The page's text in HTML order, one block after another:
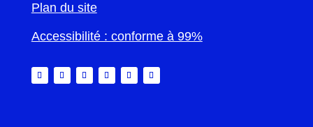
Plan du site
Accessibilité : conforme à 99%